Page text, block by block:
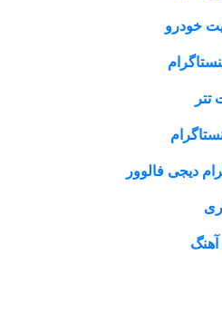
خودرو
تتر
دیجی فالوور
آهنگ